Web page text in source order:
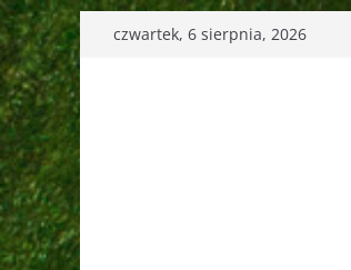
Przejdź
do
czwartek, 6 sierpnia, 2026